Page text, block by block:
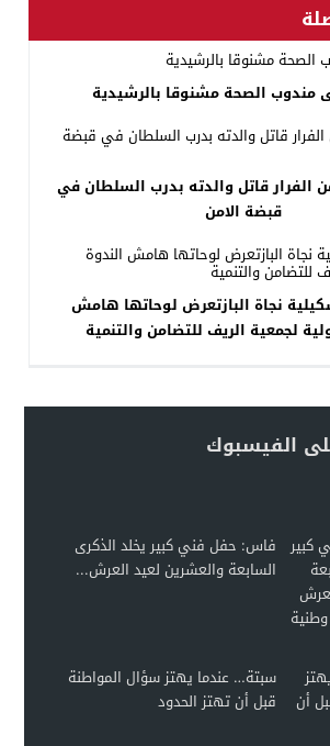
مندوب الصحة مشنوقا بالرشيدية
من الفرار قاتل والدته بدرب السلطان في
قبضة الامن
نجاة البازتعرض لوحاتها هامش
لجمعية الريف للتضامن والتنمية
الفيسبوك
فاس: حفل فني كبير يخلد الذكرى
السابعة والعشرين لعيد العرش...
سبتة… عندما يهتز سؤال المواطنة
قبل أن تهتز الحدود